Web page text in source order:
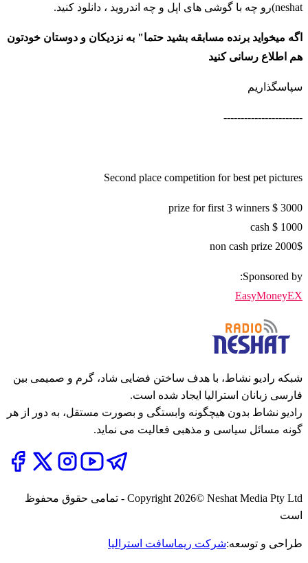
neshat)رو چه با گوشی های اپل و چه اندروید ، دانلود کنید.
اگه میخواید برنده مسابقه بشید حتما" به نزدیکان و دوستان خودتون
هم اطلاع رسانی کنید
سپاسگذاریم
-----------------------
Second place competition for best pet pictures
3000 $ prize for first 3 winners
1000 $ cash
2000$ non cash prize
Sponsored by:
EasyMoneyEX
شبکه رادیو نشاط، با هدف ساختن فضایی شاد، گرم و صمیمی بین
فارسی زبانان استرالیا ایجاد شده است.
رادیو نشاط بدون هیچگونه وابستگی و بصورت مستقل، به دور از هر
گونه مسائل سیاسی و مذهبی فعالیت می نماید.
Copyright 2026
© Neshat Media Pty Ltd - تمامی حقوق محفوظ
است
طراحی و توسعه:شرکت ریماسافت استرالیا